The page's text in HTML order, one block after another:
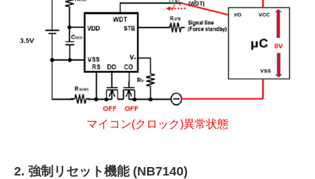
マイコン(クロック)異常状態
2. 強制リセット機能 (NB7140)